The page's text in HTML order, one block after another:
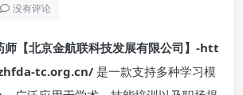
没有评论
师【北京金航联科技发展有限公司】-htt
tc.org.cn/ 是一款支持多种学习模